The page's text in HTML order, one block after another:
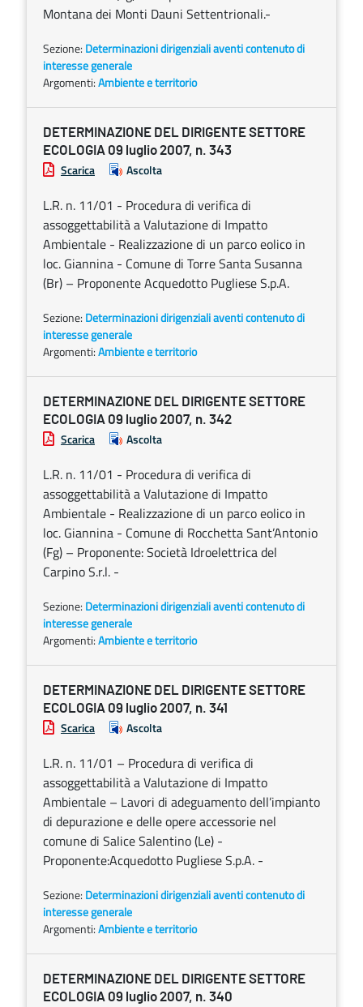
Montana dei Monti Dauni Settentrionali.-
Sezione: Determinazioni dirigenziali aventi contenuto di
interesse generale
Argomenti:Ambiente e territorio
DETERMINAZIONE DEL DIRIGENTE SETTORE
ECOLOGIA 09 luglio 2007, n. 343
Scarica Ascolta
L.R. n. 11/01 - Procedura di verifica di
assoggettabilità a Valutazione di Impatto
Ambientale - Realizzazione di un parco eolico in
loc. Giannina - Comune di Torre Santa Susanna
(Br) – Proponente Acquedotto Pugliese S.p.A.
Sezione: Determinazioni dirigenziali aventi contenuto di
interesse generale
Argomenti:Ambiente e territorio
DETERMINAZIONE DEL DIRIGENTE SETTORE
ECOLOGIA 09 luglio 2007, n. 342
Scarica Ascolta
L.R. n. 11/01 - Procedura di verifica di
assoggettabilità a Valutazione di Impatto
Ambientale - Realizzazione di un parco eolico in
loc. Giannina - Comune di Rocchetta Sant’Antonio
(Fg) – Proponente: Società Idroelettrica del
Carpino S.r.l. -
Sezione: Determinazioni dirigenziali aventi contenuto di
interesse generale
Argomenti:Ambiente e territorio
DETERMINAZIONE DEL DIRIGENTE SETTORE
ECOLOGIA 09 luglio 2007, n. 341
Scarica Ascolta
L.R. n. 11/01 – Procedura di verifica di
assoggettabilità a Valutazione di Impatto
Ambientale – Lavori di adeguamento dell’impianto
di depurazione e delle opere accessorie nel
comune di Salice Salentino (Le) -
Proponente:Acquedotto Pugliese S.p.A. -
Sezione: Determinazioni dirigenziali aventi contenuto di
interesse generale
Argomenti:Ambiente e territorio
DETERMINAZIONE DEL DIRIGENTE SETTORE
ECOLOGIA 09 luglio 2007, n. 340